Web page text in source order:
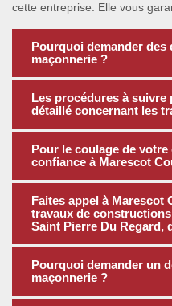
cette entreprise. Elle vous
Pourquoi demander des
maçonnerie ?
Les procédures à
détaillé concernant les
Pour le coulage de votre
confiance à Marescot
Faites appel à Marescot
travaux de
Saint Pierre Du Regard,
Pourquoi demander un
maçonnerie ?